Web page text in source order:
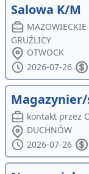
Salowa K/M
GRUŹLICY
OTWOCK
2026-07-26
kontakt przez
DUCHNÓW
2026-07-26